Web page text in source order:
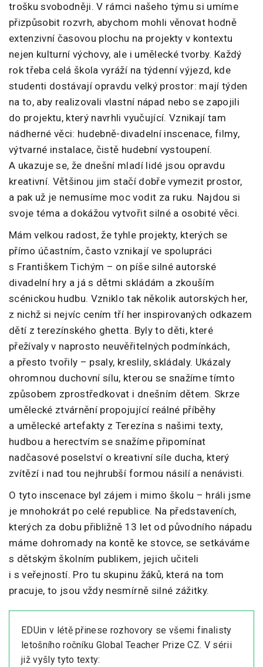
trošku svobodněji. V rámci našeho týmu si umíme
přizpůsobit rozvrh, abychom mohli věnovat hodně
extenzivní časovou plochu na projekty v kontextu
nejen kulturní výchovy, ale i umělecké tvorby. Každý
rok třeba celá škola vyráží na týdenní výjezd, kde
studenti dostávají opravdu velký prostor: mají týden
na to, aby realizovali vlastní nápad nebo se zapojili
do projektu, který navrhli vyučující. Vznikají tam
nádherné věci: hudebně-divadelní inscenace, filmy,
výtvarné instalace, čistě hudební vystoupení.
A ukazuje se, že dnešní mladí lidé jsou opravdu
kreativní. Většinou jim stačí dobře vymezit prostor,
a pak už je nemusíme moc vodit za ruku. Najdou si
svoje téma a dokážou vytvořit silné a osobité věci.
Mám velkou radost, že tyhle projekty, kterých se
přímo účastním, často vznikají ve spolupráci
s Františkem Tichým – on píše silné autorské
divadelní hry a já s dětmi skládám a zkouším
scénickou hudbu. Vzniklo tak několik autorských her,
z nichž si nejvíc cením tří her inspirovaných odkazem
dětí z terezínského ghetta. Byly to děti, které
přežívaly v naprosto neuvěřitelných podmínkách,
a přesto tvořily – psaly, kreslily, skládaly. Ukázaly
ohromnou duchovní sílu, kterou se snažíme tímto
způsobem zprostředkovat i dnešním dětem. Skrze
umělecké ztvárnění propojující reálné příběhy
a umělecké artefakty z Terezína s našimi texty,
hudbou a herectvím se snažíme připomínat
nadčasové poselství o kreativní síle ducha, který
zvítězí i nad tou nejhrubší formou násilí a nenávisti.
O tyto inscenace byl zájem i mimo školu – hráli jsme
je mnohokrát po celé republice. Na představeních,
kterých za dobu přibližně 13 let od původního nápadu
máme dohromady na kontě ke stovce, se setkáváme
s dětským školním publikem, jejich učiteli
i s veřejností. Pro tu skupinu žáků, která na tom
pracuje, to jsou vždy nesmírně silné zážitky.
EDUin v létě přinese rozhovory se všemi finalisty
letošního ročníku Global Teacher Prize CZ. V sérii
již vyšly tyto texty: